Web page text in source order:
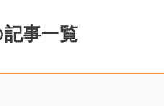
事一覧